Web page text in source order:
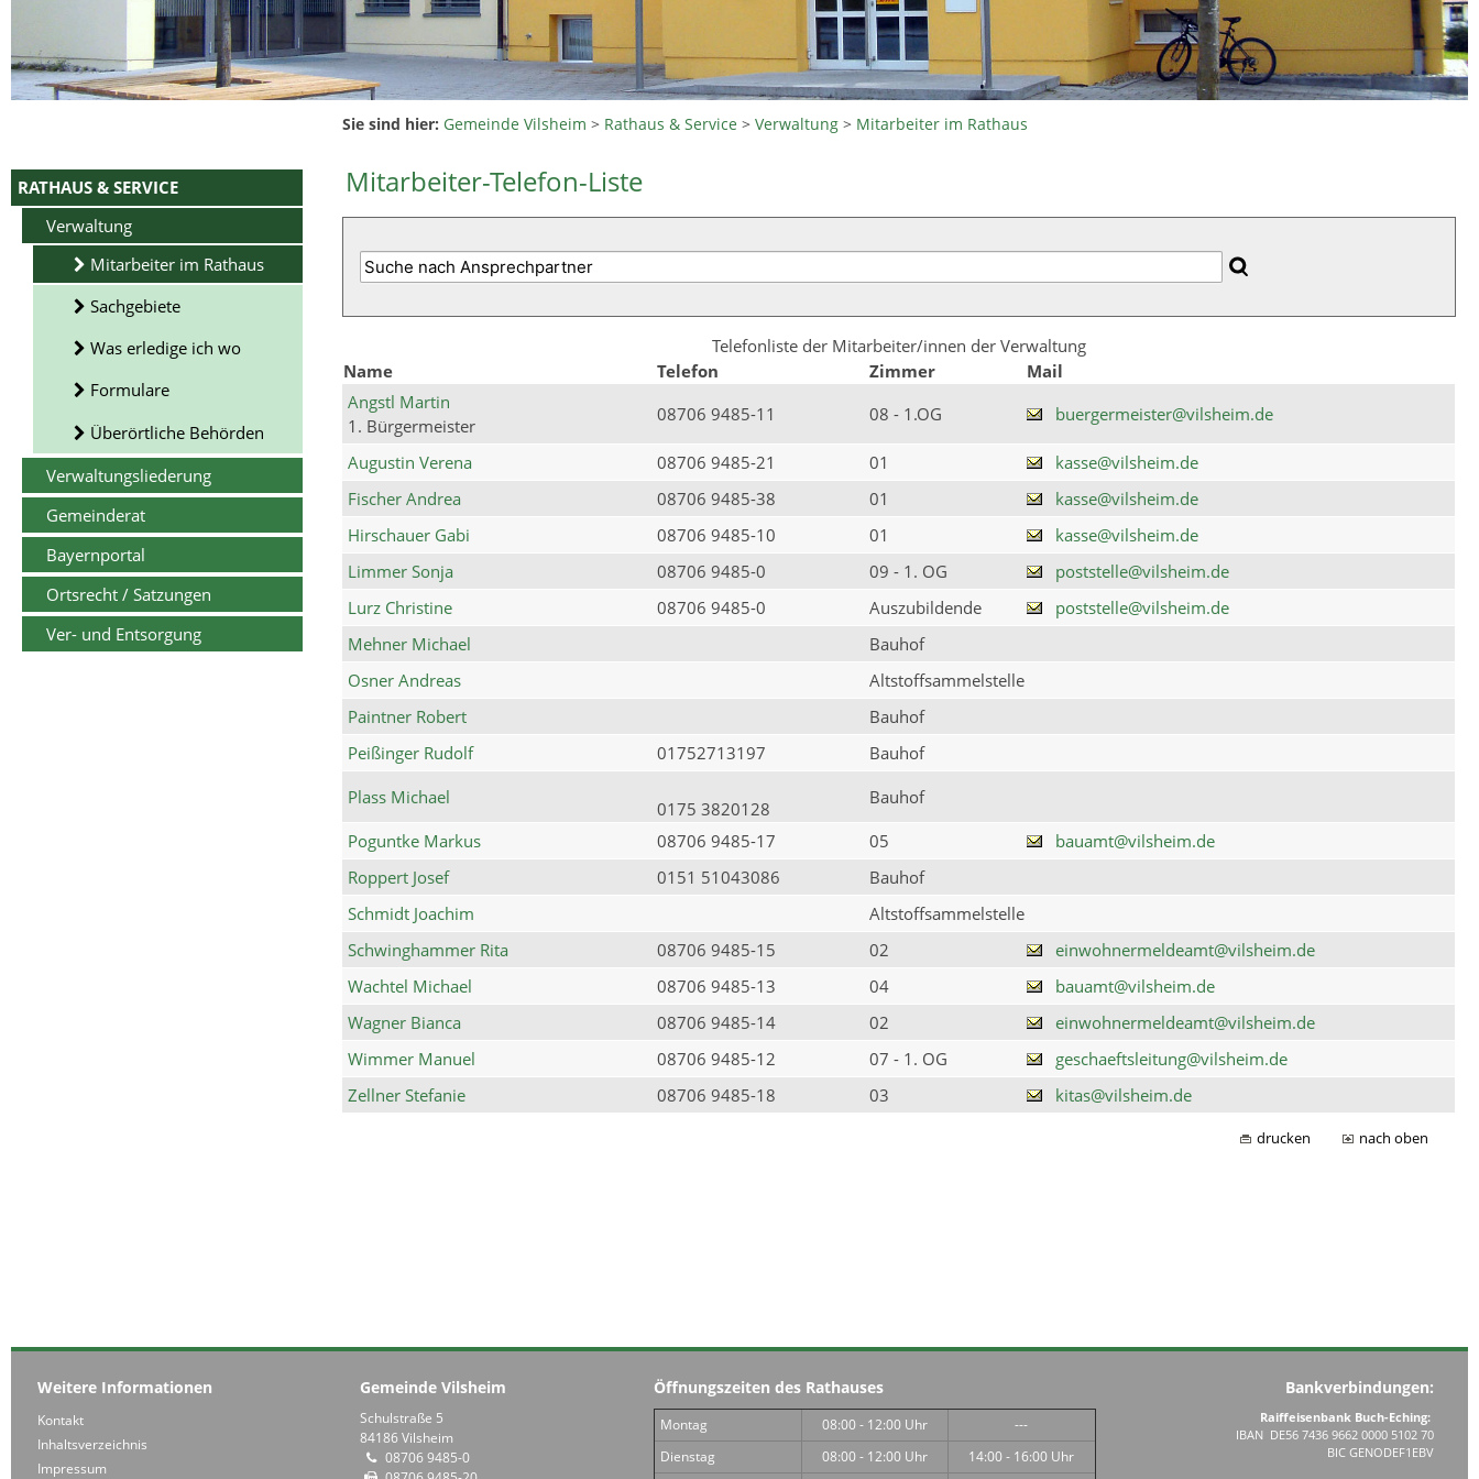
RATHAUS & SERVICE
Verwaltung
Mitarbeiter im Rathaus
Sachgebiete
Was erledige ich wo
Formulare
Überörtliche Behörden
Verwaltungsliederung
Gemeinderat
Bayernportal
Ortsrecht / Satzungen
Ver- und Entsorgung
Sie sind hier: Gemeinde Vilsheim > Rathaus & Service >Verwaltung > Mitarbeiter im Rathaus
Mitarbeiter-Telefon-Liste
Telefonliste der Mitarbeiter/innen der Verwaltung
Name
Telefon Zimmer
Mail
Angstl Martin
1. Bürgermeister
08706 9485-11 08 - 1.OG buergermeister@vilsheim.de
Augustin Verena 08706 9485-21 01
kasse@vilsheim.de
Fischer Andrea
08706 9485-38 01
kasse@vilsheim.de
Hirschauer Gabi
08706 9485-10 01
kasse@vilsheim.de
Limmer Sonja
08706 9485-0 09 - 1. OG
poststelle@vilsheim.de
Lurz Christine
08706 9485-0 Auszubildende
poststelle@vilsheim.de
Mehner Michael
Bauhof
Osner Andreas
Altstoffsammelstelle
Paintner Robert
Bauhof
Peißinger Rudolf
01752713197
Bauhof
Plass Michael
0175 3820128
Bauhof
Poguntke Markus
08706 9485-17 05
bauamt@vilsheim.de
Roppert Josef
0151 51043086
Bauhof
Schmidt Joachim
Altstoffsammelstelle
Schwinghammer Rita
08706 9485-15 02
einwohnermeldeamt@vilsheim.de
Wachtel Michael
08706 9485-13 04
bauamt@vilsheim.de
Wagner Bianca
08706 9485-14 02
einwohnermeldeamt@vilsheim.de
Wimmer Manuel
08706 9485-12 07 - 1. OG
geschaeftsleitung@vilsheim.de
Zellner Stefanie
08706 9485-18 03 kitas@vilsheim.de
drucken nach oben
Weitere Informationen
Kontakt
Inhaltsverzeichnis
Impressum
Gemeinde Vilsheim
Schulstraße 5
84186 Vilsheim
08706 9485-0
Öffnungszeiten des Rathauses
Montag 08:00 - 12:00 Uhr
---
Dienstag
08:00 - 12:00 Uhr
14:00 - 16:00 Uhr
Bankverbindungen:
Raiffeisenbank Buch-Eching:
IBAN DE56 7436 9662 0000 5102 70
BIC GENODEF1EBV